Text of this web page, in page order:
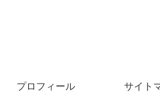
プロフィール サイト